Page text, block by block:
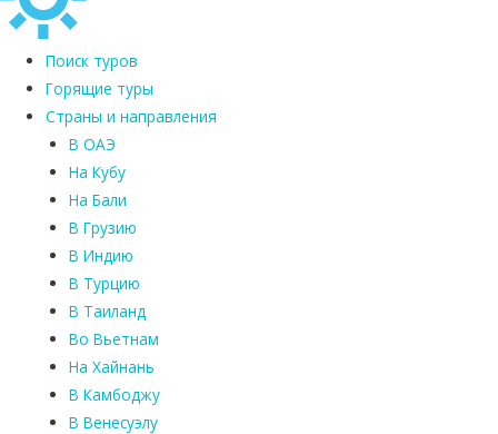
Поиск туров
Горящие туры
Страны и направления
В ОАЭ
На Кубу
На Бали
В Грузию
В Индию
В Турцию
В Таиланд
Во Вьетнам
На Хайнань
В Камбоджу
В Венесуэлу